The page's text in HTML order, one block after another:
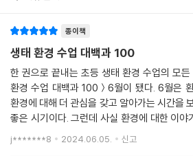
〈87〉 술래를 피해서 깨끗한 땅으로 이동해요
[9장] 교실 속 생태 환경 수업 아이디어 - 행사
〈88〉 지구 온난화 기사를 읽고 내용을 간추려요
〈89〉 온라인 학습지로 4월 4일, 5일에 대해
〈90〉 카프라, 종이컵으로 튼튼한 지구 탑을 만
〈91〉 그림책 『거짓말 같은 이야기』를 읽고 공
과학 시간에는 물의 상태 변화, 물의 여행 등 물
학습합니다. 그만큼 물은 우리 생활에 없어서는
하지만 인간에게 필수인 물을 부족함 없이 사
떤 나라는 정수되지 않는 더러운 물을 먹기도
물을 분리하는 학습 내용과 연계해 더러운 물
정수기를 만들어 보려고 합니다. (…) 아이들은
정수기를 가지고 운동장으로 나갑니다. 그사이
섞인 흙탕물을 인위적으로 만들었습니다. 이 흙
지구에 대한 안타까움, 푸르른 지구의 소중함
수 있도록 하는 것이 제가 할 수 있는 일입니다.
구를 사랑하는 마음은 모두 다 같을 것입니다.
에서도 푸르게 빛나는 지구를 만들기 위해 오
(프롤로그 중에서)
오늘도 학교 현장에서 아이들과 함께 생태 환
종이책
생태 환경 수업 대백과 100
한 권으로 끝내는 초등 생태 환경 수업의 모
환경 수업 대백과 100＞6월이 됐다. 6월은
환경에 대해 더 관심을 갖고 알아가는 시간을
좋은 시기이다. 그런데 사실 환경에 대한 이야
아니라 1년 365일 언제든 해야 한다고 생각
환경은 나날이 나빠지고 있고, 우린 우리 모두
j*******8 2024.06.05. 신고